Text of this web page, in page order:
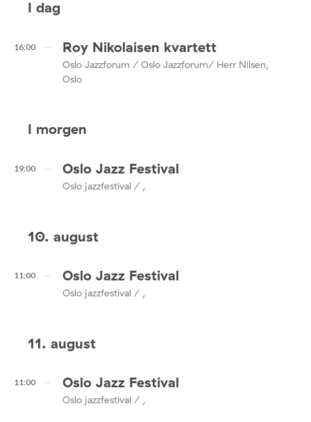
I dag
16:00 Roy Nikolaisen kvartett
Oslo Jazzforum / Oslo Jazzforum/ Herr Nilsen,
Oslo
I morgen
19:00 Oslo Jazz Festival
Oslo jazzfestival / ,
10. august
11:00 Oslo Jazz Festival
Oslo jazzfestival / ,
11. august
11:00 Oslo Jazz Festival
Oslo jazzfestival / ,